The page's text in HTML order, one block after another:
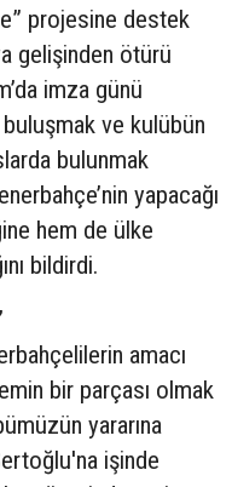
projesine destek
gelişinden ötürü
imza günü
ve kulübün
bulunmak
yapacağı
hem de ülke
bildirdi.
amacı
bir parçası olmak
yararına
işinde